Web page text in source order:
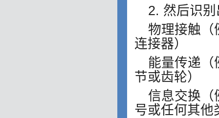
2. 然后识
物理接触（
连接器）
能量传递（
节或齿轮）
信息交换（
号或任何其他